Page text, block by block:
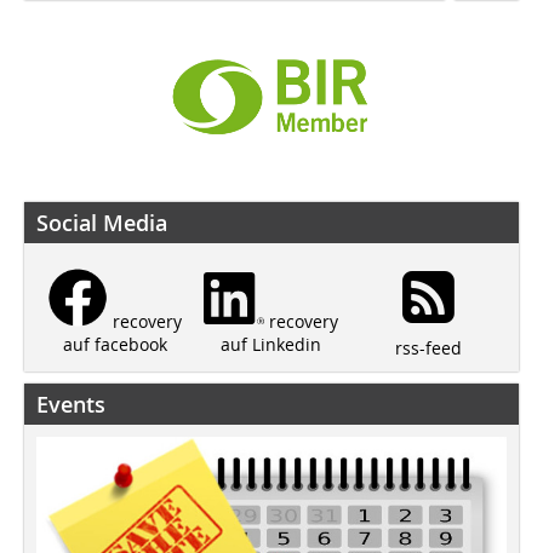
Social Media
recovery
auf facebook
recovery
auf Linkedin
rss-feed
Events